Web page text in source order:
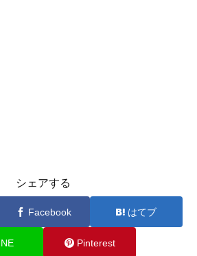
シェアする
Facebook はてブ
Pinterest